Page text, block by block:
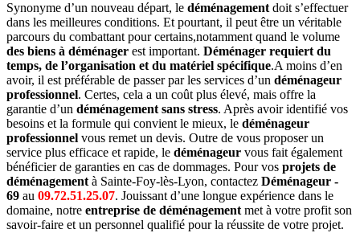
Synonyme d’un nouveau départ, le déménagementdoit s’effectuer
dans les meilleures conditions. Et pourtant, il peut être un véritable
parcours du combattant pour certains,notamment quand le volume
des biens à déménager est important. Déménager requiert du
temps, de l’organisation et du matériel spécifique.A moins d’en
avoir, il est préférable de passer par les services d’un déménageur
professionnel. Certes, cela a un coût plus élevé, mais offre la
garantie d’un déménagement sans stress. Après avoir identifié vos
besoins et la formule qui convient le mieux, le déménageur
professionnel vous remet un devis. Outre de vous proposer un
service plus efficace et rapide, le déménageur vous fait également
bénéficier de garanties en cas de dommages. Pour vos projets de
déménagementà Sainte-Foy-lès-Lyon, contactez Déménageur -
69 au 09.72.51.25.07. Jouissant d’une longue expérience dans le
domaine, notre entreprise de déménagementmet à votre profit son
savoir-faire et un personnel qualifié pour la réussite de votre projet.